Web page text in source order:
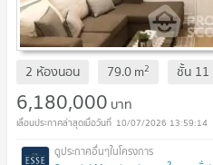
2 ห้องนอน 79.0m2 ชั้น 11
6,180,000 บาท
10/07/2026 13:59:14